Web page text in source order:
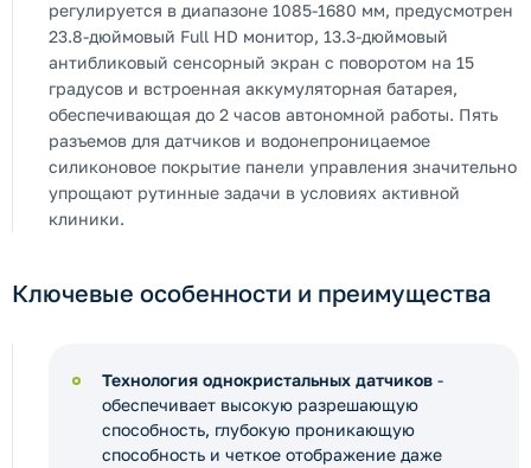
регулируется в диапазоне 1085-1680 мм, предусмотрен
23.8-дюймовый Full HD монитор, 13.3-дюймовый
антибликовый сенсорный экран с поворотом на 15
градусов и встроенная аккумуляторная батарея,
обеспечивающая до 2 часов автономной работы. Пять
разъемов для датчиков и водонепроницаемое
силиконовое покрытие панели управления значительно
упрощают рутинные задачи в условиях активной
клиники.
Ключевые особенности и преимущества
Технология однокристальных датчиков -
обеспечивает высокую разрешающую
способность, глубокую проникающую
способность и четкое отображение даже